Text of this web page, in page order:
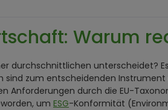
Warum
durchschnittlichen unterscheidet?
zum entscheidenden
durch die EU-
um ESG-Konformität